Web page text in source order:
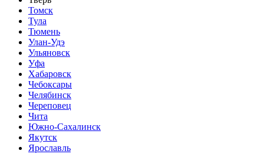
Томск
Тула
Тюмень
Улан-Удэ
Ульяновск
Уфа
Хабаровск
Чебоксары
Челябинск
Череповец
Чита
Южно-Сахалинск
Якутск
Ярославль